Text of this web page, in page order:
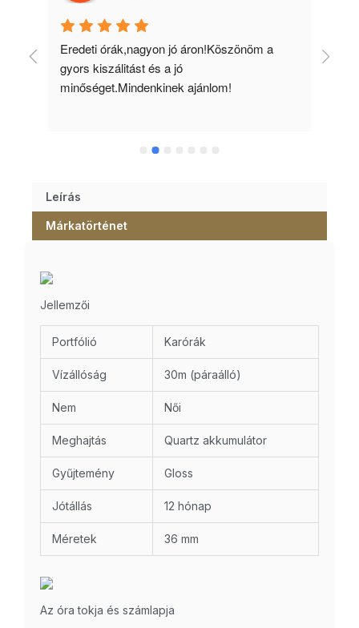
Eredeti órák,nagyon jó áron!Köszönöm a
gyors kiszálitást és a jó
minőséget.Mindenkinek ajánlom!
Leírás
Márkatörténet
Jellemzői
Portfólió Karórák
Vízállóság 30m (páraálló)
Nem Női
Meghajtás Quartz akkumulátor
Gyűjtemény Gloss
Jótállás 12 hónap
Méretek 36 mm
Az óra tokja és számlapja